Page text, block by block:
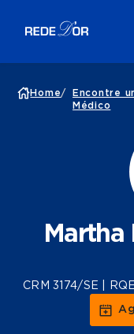
Home/
Encontre
Médico
Martha
CRM 3174/SE |